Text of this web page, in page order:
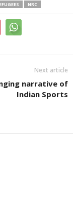
NRC
Next article
narrative of
Indian Sports